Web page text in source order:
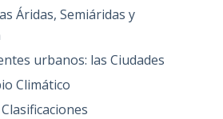
Áridas, Semiáridas y
urbanos: las Ciudades
Climático